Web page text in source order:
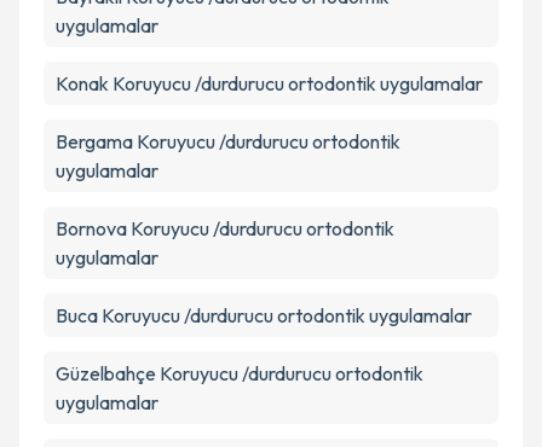
Takvim Talebini Gönder
uygulamalar
Konak Koruyucu /durdurucu ortodontik uygulamalar
Bergama Koruyucu /durdurucu ortodontik
uygulamalar
Bornova Koruyucu /durdurucu ortodontik
uygulamalar
Buca Koruyucu /durdurucu ortodontik uygulamalar
Güzelbahçe Koruyucu /durdurucu ortodontik
uygulamalar